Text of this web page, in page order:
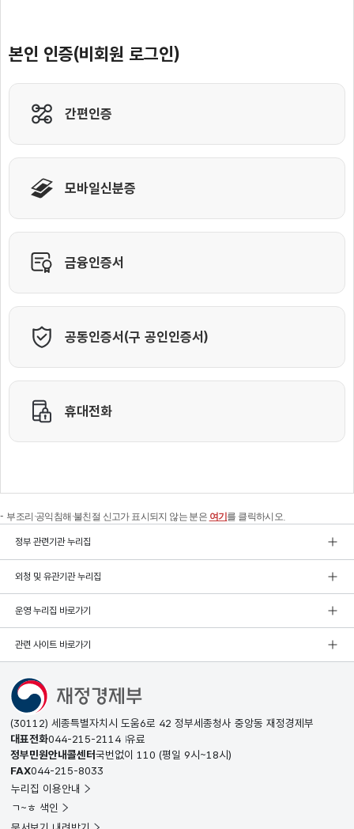
부조리·공익침해·불친절 신고가 표시되지 않는 분은 여기 를 클릭하시오.
정부 관련기관 누리집
외청 및 유관기관 누리집
운영 누리집 바로가기
관련 사이트 바로가기
(30112) 세종특별자치시 도움6로 42 정부세종청사 중앙동 재정경제부
대표전화044-215-2114 유료
정부민원안내콜센터국번없이 110 (평일 9시~18시)
FAX044-215-8033
누리집 이용안내
ㄱ~ㅎ 색인